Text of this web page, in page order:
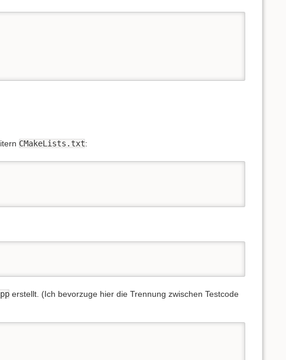
CMakeLists.txt:
erstellt. (Ich bevorzuge hier die Trennung zwischen Testcode